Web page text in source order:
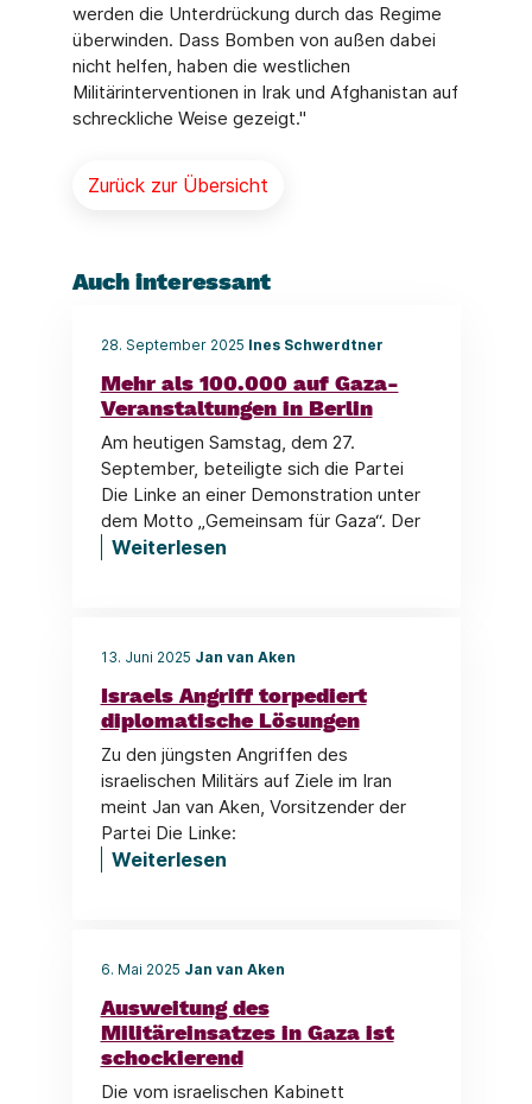
werden die Unterdrückung durch das Regime
überwinden. Dass Bomben von außen dabei
nicht helfen, haben die westlichen
Militärinterventionen in Irak und Afghanistan auf
schreckliche Weise gezeigt."
Zurück zur Übersicht
Auch interessant
28. September 2025 Ines Schwerdtner
Mehr als 100.000 auf Gaza-
Veranstaltungen in Berlin
Am heutigen Samstag, dem 27.
September, beteiligte sich die Partei
Die Linke an einer Demonstration unter
dem Motto „Gemeinsam für Gaza“. Der
Weiterlesen
13. Juni 2025 Jan van Aken
Israels Angriff torpediert
diplomatische Lösungen
Zu den jüngsten Angriffen des
israelischen Militärs auf Ziele im Iran
meint Jan van Aken, Vorsitzender der
Partei Die Linke:
Weiterlesen
6. Mai 2025 Jan van Aken
Ausweitung des
Militäreinsatzes in Gaza ist
schockierend
Die vom israelischen Kabinett